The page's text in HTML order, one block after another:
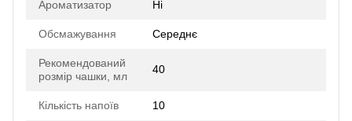
Ароматизатор Ні
Обсмажування Середнє
Рекомендований
розмір чашки, мл
40
Кількість напоїв 10